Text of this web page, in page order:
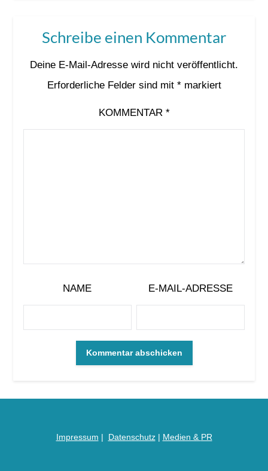
Schreibe einen Kommentar
Deine E-Mail-Adresse wird nicht veröffentlicht.
Erforderliche Felder sind mit *markiert
KOMMENTAR *
NAME E-MAIL-ADRESSE
Impressum | Datenschutz| Medien & PR